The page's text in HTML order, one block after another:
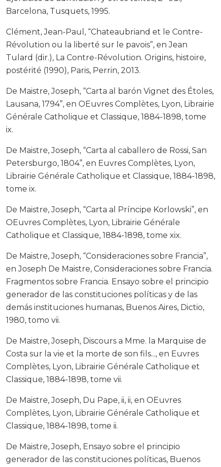
Barcelona, Tusquets, 1995.
Clément, Jean-Paul, “Chateaubriand et le Contre-
Révolution ou la liberté sur le pavois”, en Jean
Tulard (dir.), La Contre-Révolution. Origins, histoire,
postérité (1990), Paris, Perrin, 2013.
De Maistre, Joseph, “Carta al barón Vignet des Étoles,
Lausana, 1794”, en OEuvres Complètes, Lyon, Librairie
Générale Catholique et Classique, 1884-1898, tome
ix.
De Maistre, Joseph, “Carta al caballero de Rossi, San
Petersburgo, 1804”, en Euvres Complètes, Lyon,
Librairie Générale Catholique et Classique, 1884-1898,
tome ix.
De Maistre, Joseph, “Carta al Príncipe Korlowski”, en
OEuvres Complètes, Lyon, Librairie Générale
Catholique et Classique, 1884-1898, tome xix.
De Maistre, Joseph, “Consideraciones sobre Francia”,
en Joseph De Maistre, Consideraciones sobre Francia.
Fragmentos sobre Francia. Ensayo sobre el principio
generador de las constituciones políticas y de las
demás instituciones humanas, Buenos Aires, Dictio,
1980, tomo vii.
De Maistre, Joseph, Discours a Mme. la Marquise de
Costa sur la vie et la morte de son fils..., en Euvres
Complètes, Lyon, Librairie Générale Catholique et
Classique, 1884-1898, tome vii.
De Maistre, Joseph, Du Pape, ii, ii, en OEuvres
Complètes, Lyon, Librairie Générale Catholique et
Classique, 1884-1898, tome ii.
De Maistre, Joseph, Ensayo sobre el principio
generador de las constituciones políticas, Buenos